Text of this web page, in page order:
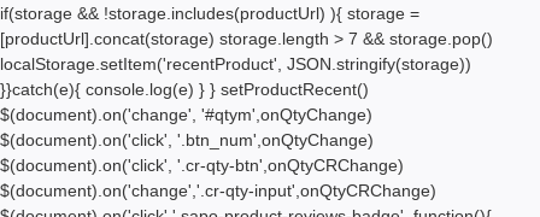
if(storage && !storage.includes(productUrl) ){ storage =
[productUrl].concat(storage) storage.length > 7 && storage.pop()
localStorage.setItem('recentProduct', JSON.stringify(storage))
}}catch(e){ console.log(e) } } setProductRecent()
$(document).on('change', '#qtym',onQtyChange)
$(document).on('click', '.btn_num',onQtyChange)
$(document).on('click', '.cr-qty-btn',onQtyCRChange)
$(document).on('change','.cr-qty-input',onQtyCRChange)